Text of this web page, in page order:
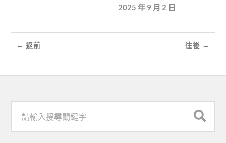
2025 年 9 月 2 日
← 返前 往後 →